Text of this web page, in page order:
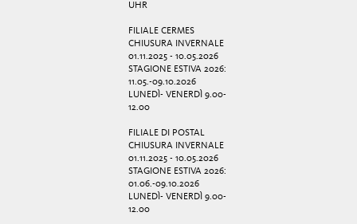
UHR
FILIALE CERMES
CHIUSURA INVERNALE
01.11.2025 - 10.05.2026
STAGIONE ESTIVA 2026:
11.05.-09.10.2026
LUNEDÌ- VENERDÌ 9.00-
12.00
FILIALE DI POSTAL
CHIUSURA INVERNALE
01.11.2025 - 10.05.2026
STAGIONE ESTIVA 2026:
01.06.-09.10.2026
LUNEDÌ- VENERDÌ 9.00-
12.00